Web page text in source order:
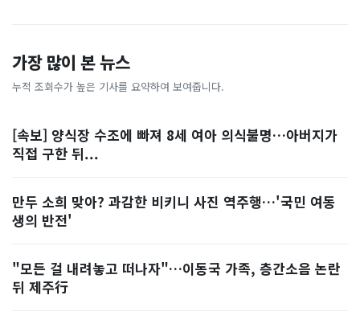
가장 많이 본 뉴스
누적 조회수가 높은 기사를 요약하여 보여줍니다.
[속보] 양식장 수조에 빠져 8세 여아 의식불명…아버지가
직접 구한 뒤...
만두 소희 맞아? 과감한 비키니 사진 역주행…'국민 여동
생의 반전'
"모든 걸 내려놓고 떠나자"…이동국 가족, 층간소음 논란
뒤 제주行